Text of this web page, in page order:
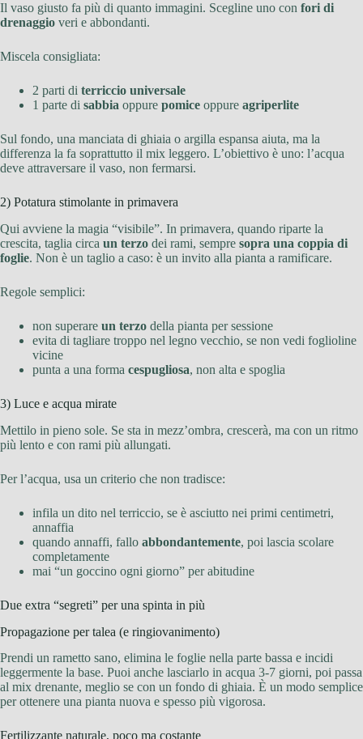
Il vaso giusto fa più di quanto immagini. Scegline uno con fori di
drenaggio veri e abbondanti.
Miscela consigliata:
2 parti di terriccio universale
1 parte di sabbia oppure pomice oppure agriperlite
Sul fondo, una manciata di ghiaia o argilla espansa aiuta, ma la
differenza la fa soprattutto il mix leggero. L’obiettivo è uno: l’acqua
deve attraversare il vaso, non fermarsi.
2) Potatura stimolante in primavera
Qui avviene la magia “visibile”. In primavera, quando riparte la
crescita, taglia circa un terzo dei rami, sempre sopra una coppia di
foglie. Non è un taglio a caso: è un invito alla pianta a ramificare.
Regole semplici:
non superare un terzo della pianta per sessione
evita di tagliare troppo nel legno vecchio, se non vedi foglioline
vicine
punta a una forma cespugliosa, non alta e spoglia
3) Luce e acqua mirate
Mettilo in pieno sole. Se sta in mezz’ombra, crescerà, ma con un ritmo
più lento e con rami più allungati.
Per l’acqua, usa un criterio che non tradisce:
infila un dito nel terriccio, se è asciutto nei primi centimetri,
annaffia
quando annaffi, fallo abbondantemente, poi lascia scolare
completamente
mai “un goccino ogni giorno” per abitudine
Due extra “segreti” per una spinta in più
Propagazione per talea (e ringiovanimento)
Prendi un rametto sano, elimina le foglie nella parte bassa e incidi
leggermente la base. Puoi anche lasciarlo in acqua 3-7 giorni, poi passa
al mix drenante, meglio se con un fondo di ghiaia. È un modo semplice
per ottenere una pianta nuova e spesso più vigorosa.
Fertilizzante naturale, poco ma costante